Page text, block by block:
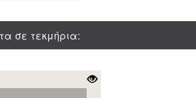
σε τεκμήρια: